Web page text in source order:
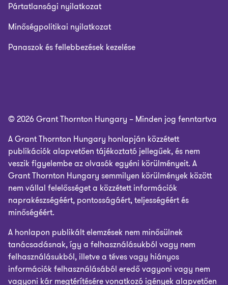
Pártatlansági nyilatkozat
Minőségpolitikai nyilatkozat
Panaszok és fellebbezések kezelése
© 2026 Grant Thornton Hungary – Minden jog fenntartva
A Grant Thornton Hungary honlapján közzétett
publikációk alapvetően tájékoztató jellegűek, és nem
veszik figyelembe az olvasók egyéni körülményeit. A
Grant Thornton Hungary semmilyen körülmények között
nem vállal felelősséget a közzétett információk
naprakészségéért, pontosságáért, teljességéért és
minőségéért.
A honlapon publikált elemzések nem minősülnek
tanácsadásnak, így a felhasználásukból vagy nem
felhasználásukból, illetve a téves vagy hiányos
információk felhasználásából eredő vagyoni vagy nem
vagyoni kár megtérítésére vonatkozó igények alapvetően